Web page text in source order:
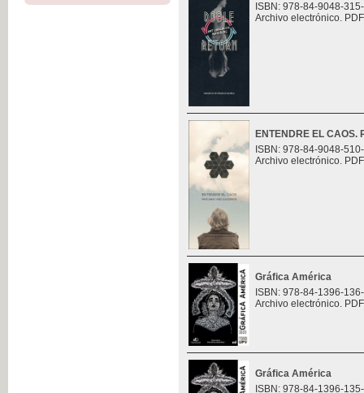
ISBN: 978-84-9048-
Archivo electrónico.
ENTENDRE EL
ISBN: 978-84-9048-
Archivo electrónico.
Gráfica América
ISBN: 978-84-1396-
Archivo electrónico.
Gráfica América
ISBN: 978-84-1396-